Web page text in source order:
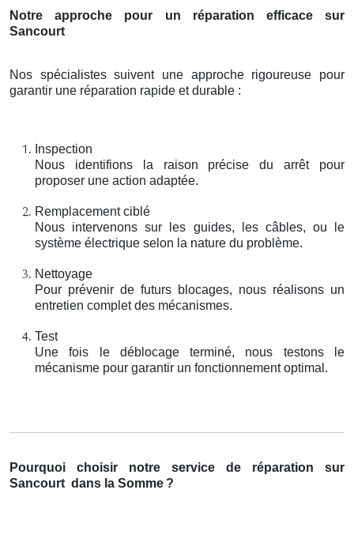
Notre approche pour un réparation efficace sur
Sancourt
Nos spécialistes suivent une approche rigoureuse pour
garantir une réparation rapide et durable :
Inspection
Nous identifions la raison précise du arrêt pour
proposer une action adaptée.
Remplacement ciblé
Nous intervenons sur les guides, les câbles, ou le
système électrique selon la nature du problème.
Nettoyage
Pour prévenir de futurs blocages, nous réalisons un
entretien complet des mécanismes.
Test
Une fois le déblocage terminé, nous testons le
mécanisme pour garantir un fonctionnement optimal.
Pourquoi choisir notre service de réparation sur
Sancourt dans la Somme ?